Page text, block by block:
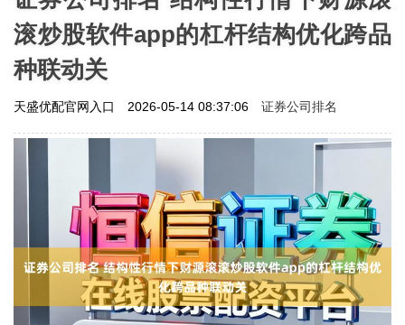
滚炒股软件app的杠杆结构优化跨品
种联动关
天盛优配官网入口 2026-05-14 08:37:06 证券公司排名